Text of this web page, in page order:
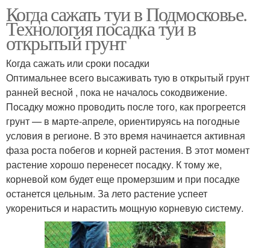
Когда сажать туи в Подмосковье.
Технология посадка туи в
открытый грунт
Когда сажать или сроки посадки
Оптимальнее всего высаживать тую в открытый грунт
ранней весной , пока не началось сокодвижение.
Посадку можно проводить после того, как прогреется
грунт — в марте-апреле, ориентируясь на погодные
условия в регионе. В это время начинается активная
фаза роста побегов и корней растения. В этот момент
растение хорошо перенесет посадку. К тому же,
корневой ком будет еще промерзшим и при посадке
останется цельным. За лето растение успеет
укорениться и нарастить мощную корневую систему.